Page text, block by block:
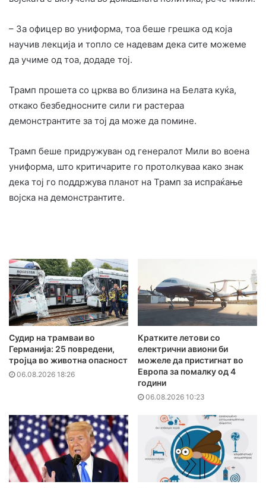
– За офицер во униформа, тоа беше грешка од која
научив лекција и топло се надевам дека сите можеме
да учиме од тоа, додаде тој.
Трамп прошета со црква во близина на Белата куќа,
откако безбедносните сили ги растераа
демонстрантите за тој да може да помине.
Трамп беше придружуван од генералот Мили во воена
униформа, што критичарите го протолкуваа како знак
дека тој го поддржува планот на Трамп за испраќање
војска на демонстрантите.
Судир на трамваи во
Германија: 25 повредени,
тројца во животна опасност
06.08.2026 18:26
Кратките летови со
електрични авиони би
можеле да пристигнат во
Европа за помалку од 4
години
06.08.2026 10:23